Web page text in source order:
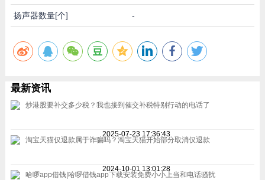
扬声器数量[个] -
最新资讯
炒港股要补交多少税？我也接到催交补税特别行动的电话了
2025-07-23 17:36:43
淘宝天猫仅退款属于诈骗吗？淘宝天猫开始部分取消仅退款
2024-10-01 13:01:28
哈啰app借钱|哈啰借钱app下载安装免费小小上当和电话骚扰